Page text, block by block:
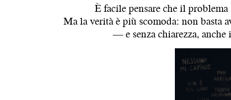
È facile pensare che il
Ma la verità è più scomoda: non basta
— e senza chiarezza,